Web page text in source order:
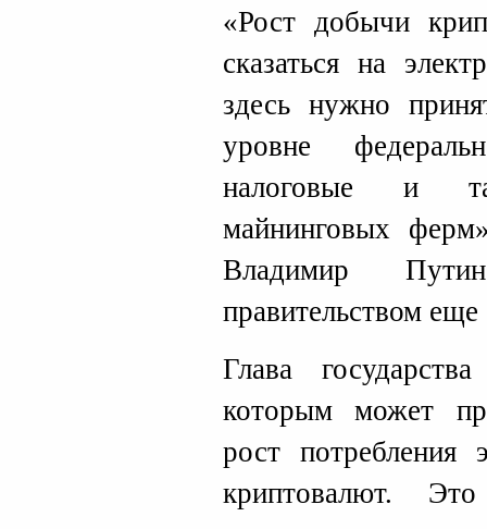
«Рост добычи
сказаться на
здесь нужно
уровне
налоговые и
майнинговых
Владимир
правительством
Глава
которым может
рост потребления
криптовалют.